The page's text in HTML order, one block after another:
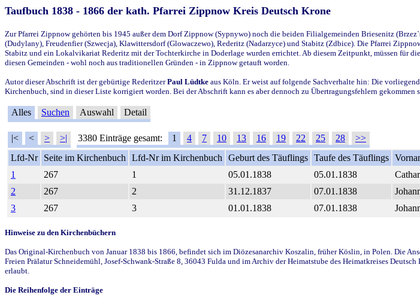
Taufbuch 1838 - 1866 der kath. Pfarrei Zippnow Kreis Deutsch Krone
Zur Pfarrei Zippnow gehörten bis 1945 außer dem Dorf Zippnow (Sypnywo) noch die beiden Filialgemeinden Briesenitz
(Dudylany), Freudenfier (Szwecja), Klawittersdorf (Glowaczewo), Rederitz (Nadarzyce) und Stabitz (Zdbice). Die Pfarrei
Stabitz und ein Lokalvikariat Rederitz mit der Tochterkirche in Doderlage wurden errichtet. Ab diesem Zeitpunkt, müssen für
diesen Gemeinden - wohl noch aus traditionellen Gründen - in Zippnow getauft worden.
Autor dieser Abschrift ist der gebürtige RederitzerPaul Lüdtke aus Köln. Er weist auf folgende Sachverhalte hin: Die
Kirchenbuch, sind in dieser Liste korrigiert worden. Bei der Abschrift kann es aber dennoch zu Übertragungsfehlern gekommen
Alles Suchen Auswahl Detail
|< < > >| 3380 Einträge gesamt: 1 4 7 10 13 16 19 22 25 28
>>
Lfd-Nr
Seite im Kirchenbuch Lfd-Nr im Kirchenbuch Geburt des Täuflings Taufe des Täuflings
1
267 1 05.01.1838 05.01.1838
2
267 2 31.12.1837 07.01.1838
3
267 3 01.01.1838 07.01.1838
Hinweise zu den Kirchenbüchern
Das Original-Kirchenbuch von Januar 1838 bis 1866, befindet sich im Diözesanarchiv Koszalin, früher Köslin, in Polen. Die
Freien Prälatur Schneidemühl, Josef-Schwank-Straße 8, 36043 Fulda und im Archiv der Heimatstube des Heimatkreises
erlaubt.
Die Reihenfolge der Einträge